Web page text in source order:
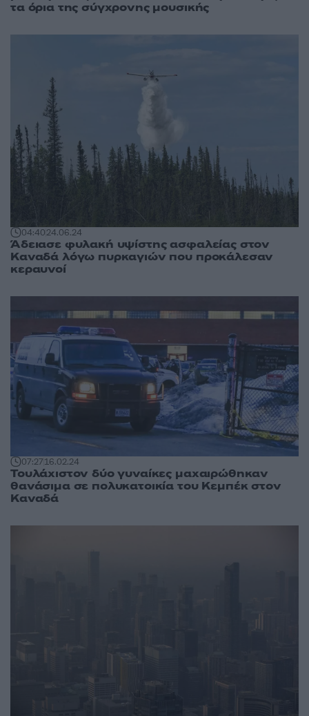
τα όρια της σύγχρονης μουσικής
04:4024.06.24
Άδειασε φυλακή υψίστης ασφαλείας στον
Καναδά λόγω πυρκαγιών που προκάλεσαν
κεραυνοί
07:2716.02.24
Τουλάχιστον δύο γυναίκες μαχαιρώθηκαν
θανάσιμα σε πολυκατοικία του Κεμπέκ στον
Καναδά